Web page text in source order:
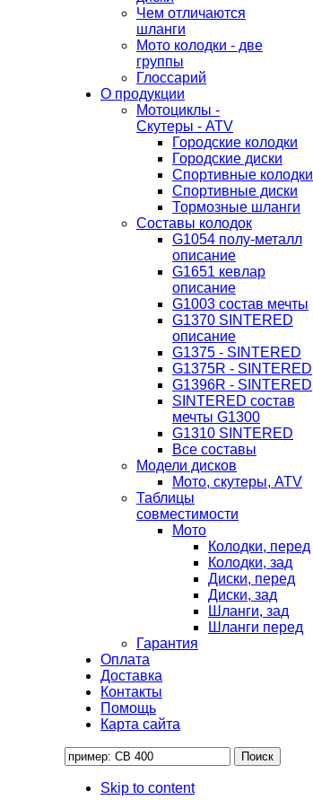
Чем отличаются
шланги
Мото колодки - две
группы
Глоссарий
О продукции
Мотоциклы -
Скутеры - ATV
Городские колодки
Городские диски
Спортивные колодки
Спортивные диски
Тормозные шланги
Составы колодок
G1054 полу-металл
описание
G1651 кевлар
описание
G1003 состав мечты
G1370 SINTERED
описание
G1375 - SINTERED
G1375R - SINTERED
G1396R - SINTERED
SINTERED состав
мечты G1300
G1310 SINTERED
Все составы
Модели дисков
Мото, скутеры, ATV
Таблицы
совместимости
Мото
Колодки, перед
Колодки, зад
Диски, перед
Диски, зад
Шланги, зад
Шланги перед
Гарантия
Оплата
Доставка
Контакты
Помощь
Карта сайта
Skip to content